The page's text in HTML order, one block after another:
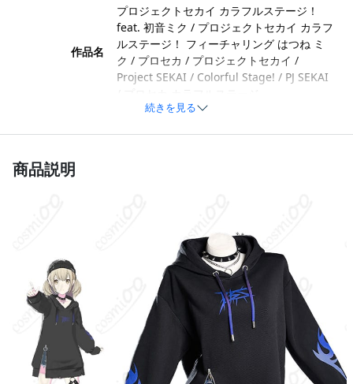
作品名
プロジェクトセカイ カラフルステージ！
feat. 初音ミク / プロジェクトセカイ カラフ
ルステージ！ フィーチャリング はつね ミ
ク / プロセカ / プロジェクトセカイ /
Project SEKAI / Colorful Stage! / PJ SEKAI
キャラクター
こはねちゃん / Kohane / Azusawa Kohane
イメージ
沢布（製造ロットや技術革新により素材が
変更される場合があります）
セット内容
帽子、ショートパンツ、パーカー、太もも
ベルト、ベルト、ネックレス、指輪、靴
下、チョーカー、耳飾り（製造ロットや技
術革新により内容が変更される場合があり
ます）
サイズ
S、M、L、XL、XXL
続きを見る
商品説明